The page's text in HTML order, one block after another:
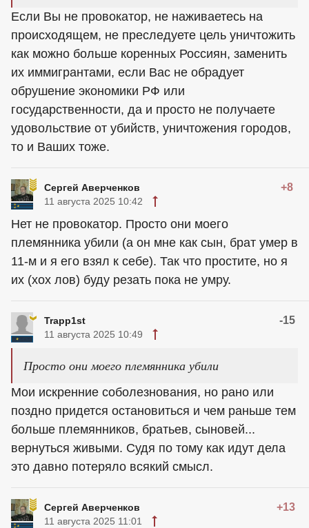
Если Вы не провокатор, не наживаетесь на
происходящем, не преследуете цель уничтожить
как можно больше коренных Россиян, заменить
их иммигрантами, если Вас не обрадует
обрушение экономики РФ или
государственности, да и просто не получаете
удовольствие от убийств, уничтожения городов,
то и Ваших тоже.
Сергей Аверченков +8
11 августа 2025 10:42
Нет не провокатор. Просто они моего
племянника убили (а он мне как сын, брат умер в
11-м и я его взял к себе). Так что простите, но я
их (хох лов) буду резать пока не умру.
Trapp1st -15
11 августа 2025 10:49
Просто они моего племянника убили
Мои искренние соболезнования, но рано или
поздно придется остановиться и чем раньше тем
больше племянников, братьев, сыновей...
вернуться живыми. Судя по тому как идут дела
это давно потеряло всякий смысл.
Сергей Аверченков +13
11 августа 2025 11:01